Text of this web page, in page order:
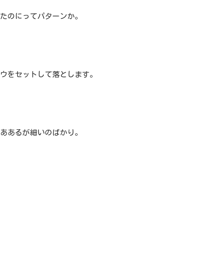
のにってパターンか。
をセットして落とします。
あるが細いのばかり。